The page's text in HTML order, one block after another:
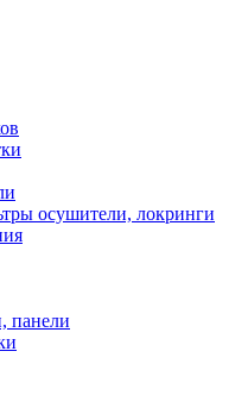
осушители, локринги
панели